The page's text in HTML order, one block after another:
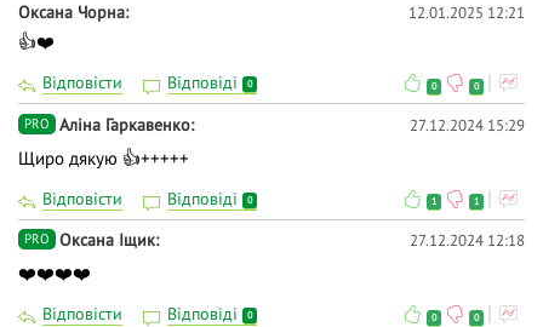
Оксана Чорна 12.01.2025 12:21
👍❤️
Відповісти Відповіді 0 0 0
PRO Аліна Гаркавенко 27.12.2024 15:29
Щиро дякую 👍+++++
Відповісти Відповіді 0 1 1
PRO Оксана Іщик 27.12.2024 12:18
❤️❤️❤️❤️
Відповісти Відповіді 0 0 0